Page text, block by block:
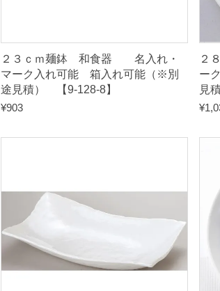
２３ｃｍ麺鉢 和食器 名入れ・
マーク入れ可能 箱入れ可能（※別
途見積） 【9-128-8】
¥903
２
ー
見
¥